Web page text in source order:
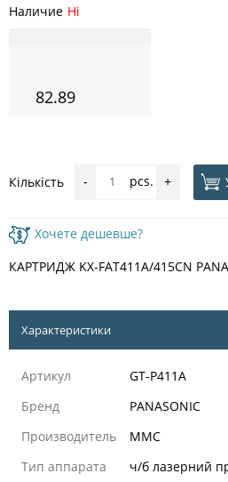
Наличие Ні
82.89
Кількість - pcs. +
Хочете дешевше?
КАРТРИДЖ KX-FAT411A/415CN
Характеристики
Артикул
GT-P411A
Бренд
PANASONIC
Производитель
MMC
Тип аппарата
ч/б лазерний